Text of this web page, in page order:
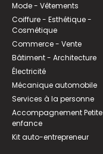
Mode - Vêtements
Coiffure - Esthétique -
Cosmétique
Commerce - Vente
Bâtiment - Architecture
Électricité
Mécanique automobile
Services à la personne
Accompagnement Petite
enfance
Kit auto-entrepreneur